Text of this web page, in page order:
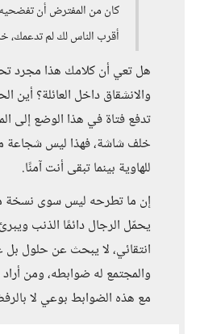
كان من المفترض أن
أقرب الناس لك لم
هل تعي أن كلامك هذا مجرد
والانشقاق داخل العائلة؟ أين
تدفع فتاة في هذا الوضع إلى
خلف شاشة، فهذا ليس شجاعة
للهاوية بينما تبقى أنت آمنًا.
إن ما تطرحه ليس سوى نسخة
يحمّل الرجال دائمًا الذنب
انتقائي، لا يبحث عن حلول بل
والمجتمع له ضوابطه، ومن
مع هذه الضوابط بوعي لا